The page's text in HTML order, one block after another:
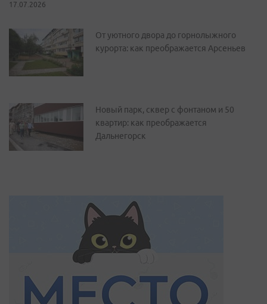
17.07.2026
От уютного двора до горнолыжного
курорта: как преображается Арсеньев
Новый парк, сквер с фонтаном и 50
квартир: как преображается
Дальнегорск